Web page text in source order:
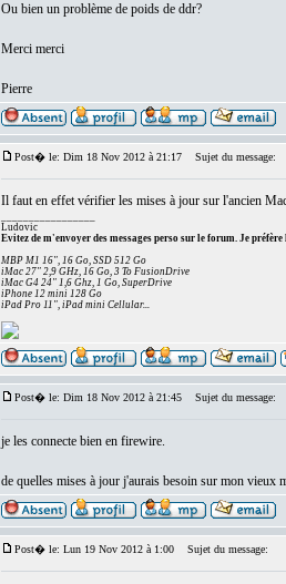
Ou bien un problème de poids de ddr?
Merci merci
Pierre
Post� le: Dim 18 Nov 2012 à 21:17 Sujet du message:
Il faut en effet vérifier les mises à jour sur l'ancien
Ludovic
Evitez de m'envoyer des messages perso sur le forum. Je préfère
MBP M1 16", 16 Go, SSD 512 Go
iMac 27" 2,9 GHz, 16 Go, 3 To FusionDrive
iMac G4 24" 1,6 Ghz, 1 Go, SuperDrive
iPhone 12 mini 128 Go
iPad Pro 11", iPad mini Cellular...
Post� le: Dim 18 Nov 2012 à 21:45 Sujet du message:
je les connecte bien en firewire.
de quelles mises à jour j'aurais besoin sur mon vieux
Post� le: Lun 19 Nov 2012 à 1:00 Sujet du message: